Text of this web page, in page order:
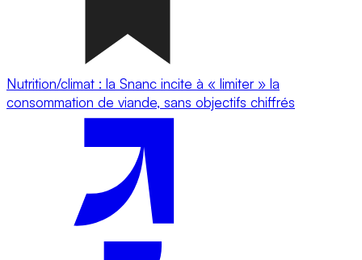
Nutrition/climat : la Snanc incite à « limiter » la
consommation de viande, sans objectifs chiffrés